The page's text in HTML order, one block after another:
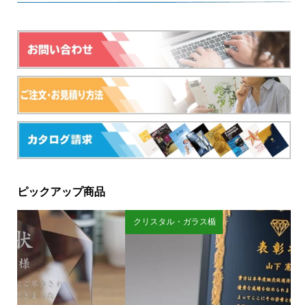
ピックアップ商品
クリスタル・ガラス楯